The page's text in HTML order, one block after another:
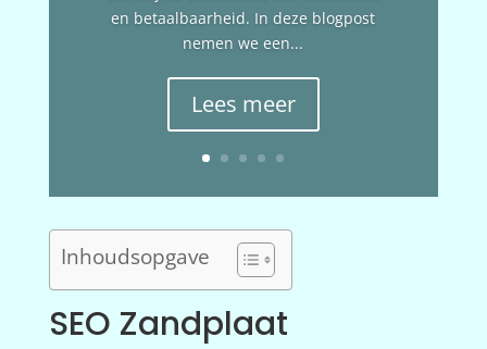
en betaalbaarheid. In deze blogpost
nemen we een...
Lees meer
Inhoudsopgave
SEO Zandplaat